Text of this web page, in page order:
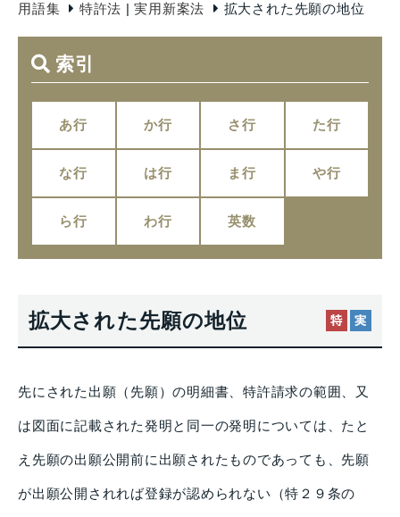
用語集 特許法 |実用新案法 拡大された先願の地位
索引
あ行 か行 さ行 た行
な行 は行 ま行 や行
ら行 わ行 英数
拡大された先願の地位
先にされた出願（先願）の明細書、特許請求の範囲、又
は図面に記載された発明と同一の発明については、たと
え先願の出願公開前に出願されたものであっても、先願
が出願公開されれば登録が認められない（特２９条の